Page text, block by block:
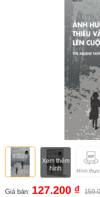
Xem thêm
hình
Giá bán: 127.200 ₫